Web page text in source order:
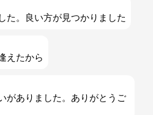
た。良い方が見つかりました
えたから
がありました。ありがとうご